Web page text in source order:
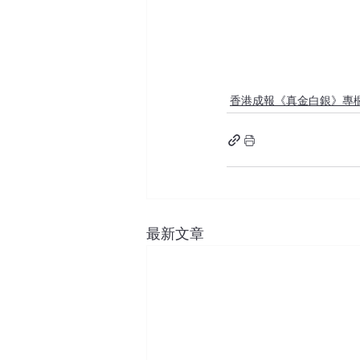
香港成報《真金白銀》專
最新文章